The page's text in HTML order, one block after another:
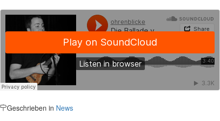
Geschrieben in News